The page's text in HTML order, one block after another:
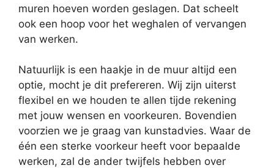
muren hoeven worden geslagen. Dat scheelt
ook een hoop voor het weghalen of vervangen
van werken.
Natuurlijk is een haakje in de muur altijd een
optie, mocht je dit prefereren. Wij zijn uiterst
flexibel en we houden te allen tijde rekening
met jouw wensen en voorkeuren. Bovendien
voorzien we je graag van kunstadvies. Waar de
één een sterke voorkeur heeft voor bepaalde
werken, zal de ander twijfels hebben over